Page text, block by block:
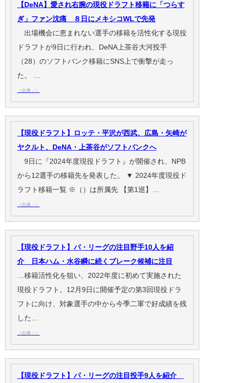
【DeNA】愛され右腕の現役ドラフト移籍に「つらす
ぎ」ファン沈痛 ８日にメキシコWLで先発
出場機会に恵まれない選手の移籍を活性化する現役
ドラフトが9日に行われ、DeNA上茶谷大河投手
（28）のソフトバンク移籍にSNS上で衝撃が走っ
た。 …
（出典：）
【現役ドラフト】ロッテ・平沢が西武、広島・矢崎が
ヤクルト、DeNA・上茶谷がソフトバンクへ
9日に『2024年度現役ドラフト』が開催され、NPB
から12選手の移籍先を発表した。 ▼ 2024年度現役ド
ラフト移籍一覧 ※（）は所属先 【第1巡】…
（出典：）
【現役ドラフト】パ・リーグの注目野手10人を紹
介 日本ハム・水谷瞬に続くブレーク候補に注目
…移籍活性化を狙い、2022年度に初めて実施された
現役ドラフト。12月9日に開催予定の第3回現役ドラ
フトに向け、対象選手の中から今季二軍で好成績を残
した…
（出典：）
【現役ドラフト】パ・リーグの注目投手9人を紹介